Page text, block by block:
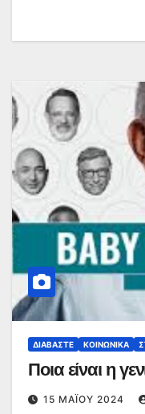
ΔΙΑΒΆΣΤΕ ΚΟΙΝΩΝΙΚΆ
Ποια είναι η
15 ΜΑΪ́ΟΥ 2024